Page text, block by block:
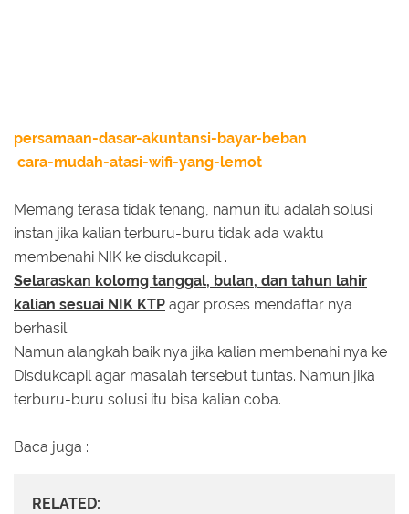
persamaan-dasar-akuntansi-bayar-beban
cara-mudah-atasi-wifi-yang-lemot
Memang terasa tidak tenang, namun itu adalah solusi
instan jika kalian terburu-buru tidak ada waktu
membenahi NIK ke disdukcapil .
Selaraskan kolomg tanggal, bulan, dan tahun lahir
kalian sesuai NIK KTP agar proses mendaftar nya
berhasil.
Namun alangkah baik nya jika kalian membenahi nya ke
Disdukcapil agar masalah tersebut tuntas. Namun jika
terburu-buru solusi itu bisa kalian coba.
Baca juga :
RELATED: